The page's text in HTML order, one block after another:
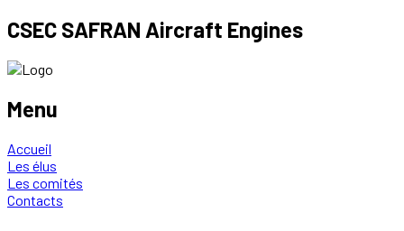
CSEC SAFRAN Aircraft Engines
Menu
Accueil
Les élus
Les comités
Contacts